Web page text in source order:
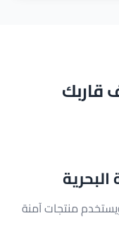
قاربك
منتجات آمنة